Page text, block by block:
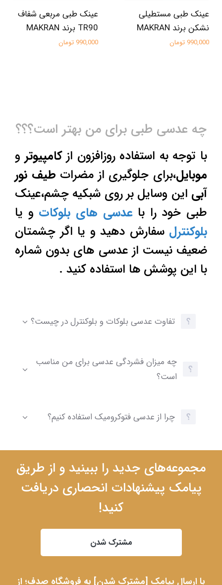
عینک طبی مستطیلی
نشکن برند MAKRAN
990,000 تومان
عینک طبی مربعی شفاف
TR90 برند MAKRAN
990,000 تومان
چه عدسی طبی برای من بهتر است؟؟؟
با توجه به استفاده روزافزون ازکامپیوتر و
موبایل،برای جلوگیری از مضرات طیف نور
آبی این وسایل بر روی شبکیه چشم،عینک
طبی خود را باعدسی های بلوکات و یا
بلوکنترل سفارش دهید و یا اگر چشمتان
ضعیف نیست از عدسی های بدون شماره
با این پوشش ها استفاده کنید .
تفاوت عدسی بلوکات و بلوکنترل در چیست؟
چه میزان فشردگی عدسی برای من مناسب
است؟
چرا از عدسی فتوکرومیک استفاده کنیم؟
مجموعه‌های جدید را ببینید و از طریق
پیامک پیشنهادات انحصاری دریافت
کنید!
مشترک شدن
با ارسال پیامک [مشترک شدن] به فروشگاه صدف؛ از